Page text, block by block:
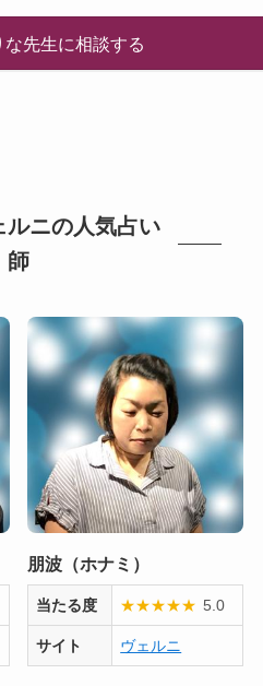
な先生に相談する
ルニの人気占い
師
朋波（ホナミ）
当たる度 ★★★★★ 5.0
サイト ヴェルニ